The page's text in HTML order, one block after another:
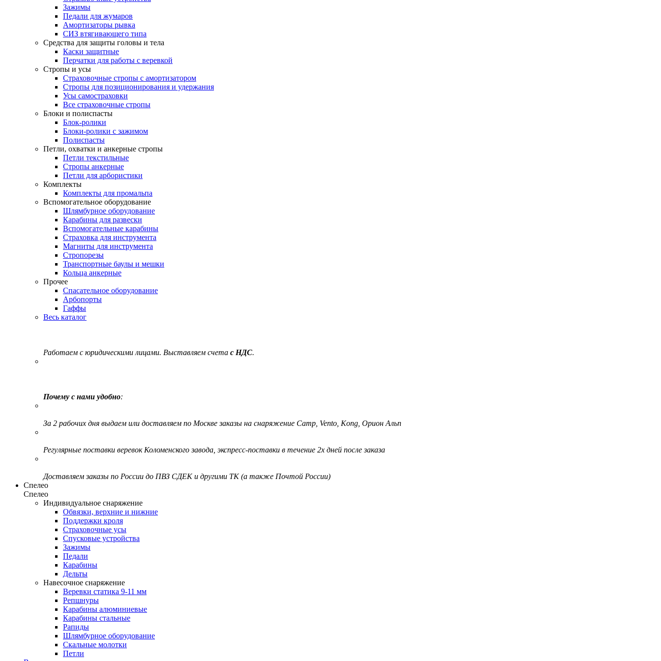
Зажимы
Педали для жумаров
Амортизаторы рывка
СИЗ втягивающего типа
Средства для защиты головы и тела
Каски защитные
Перчатки для работы с веревкой
Стропы и усы
Страховочные стропы с амортизатором
Стропы для позиционирования и удержания
Усы самостраховки
Все страховочные стропы
Блоки и полиспасты
Блок-ролики
Блоки-ролики с зажимом
Полиспасты
Петли, охватки и анкерные стропы
Петли текстильные
Стропы анкерные
Петли для арбористики
Комплекты
Комплекты для промальпа
Вспомогательное оборудование
Шлямбурное оборудование
Карабины для развески
Вспомогательные карабины
Страховка для инструмента
Магниты для инструмента
Стропорезы
Транспортные баулы и мешки
Кольца анкерные
Прочее
Спасательное оборудование
Арбопорты
Гаффы
Весь каталог
Работаем с юридическими лицами. Выставляем счета с НДС.
Почему с нами удобно:
За 2 рабочих дня выдаем или доставляем по Москве заказы на снаряжение Camp, Vento, Kong, Орион Альп
Регулярные поставки веревок Коломенского завода, экспресс-поставки в течение 2х дней после заказа
Доставляем заказы по России до ПВЗ СДЕК и другими ТК (а также Почтой России)
Спелео
Спелео
Индивидуальное снаряжение
Обвязки, верхние и нижние
Поддержки кроля
Страховочные усы
Спусковые устройства
Зажимы
Педали
Карабины
Дельты
Навесочное снаряжение
Веревки статика 9-11 мм
Репшнуры
Карабины алюминиевые
Карабины стальные
Рапиды
Шлямбурное оборудование
Скальные молотки
Петли